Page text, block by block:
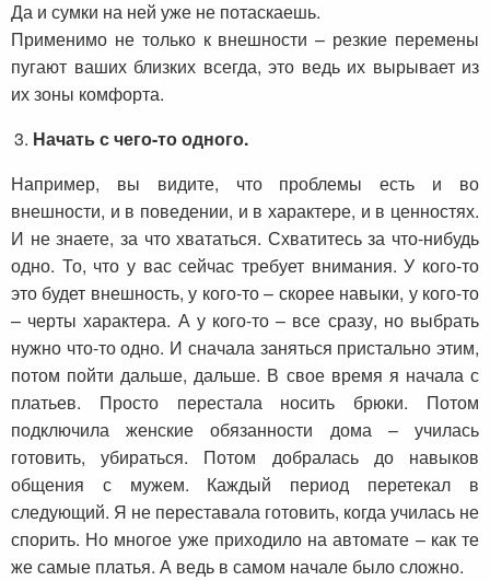
Да и сумки на ней уже не потаскаешь.
Применимо не только к внешности – резкие перемены
пугают ваших близких всегда, это ведь их вырывает из
их зоны комфорта.
Начать с чего-то одного.
Например, вы видите, что проблемы есть и во
внешности, и в поведении, и в характере, и в ценностях.
И не знаете, за что хвататься. Схватитесь за что-нибудь
одно. То, что у вас сейчас требует внимания. У кого-то
это будет внешность, у кого-то – скорее навыки, у кого-то
– черты характера. А у кого-то – все сразу, но выбрать
нужно что-то одно. И сначала заняться пристально этим,
потом пойти дальше, дальше. В свое время я начала с
платьев. Просто перестала носить брюки. Потом
подключила женские обязанности дома – училась
готовить, убираться. Потом добралась до навыков
общения с мужем. Каждый период перетекал в
следующий. Я не переставала готовить, когда училась не
спорить. Но многое уже приходило на автомате – как те
же самые платья. А ведь в самом начале было сложно.